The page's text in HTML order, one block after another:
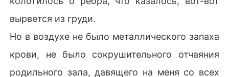
вырвется из груди.
Но в воздухе не было металлического запаха
крови, не было сокрушительного отчаяния
родильного зала, давящего на меня со всех